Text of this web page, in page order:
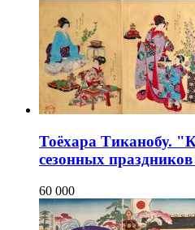
Тоёхара Тиканобу.
сезонных
60 000